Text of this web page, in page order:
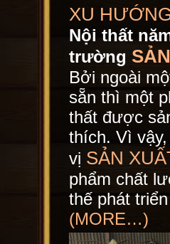
XU
Nội thất
trường
Bởi ngoài
sẵn thì một
thất được
thích. Vì
vị SẢN
phẩm chất
thế phát
(MORE…)